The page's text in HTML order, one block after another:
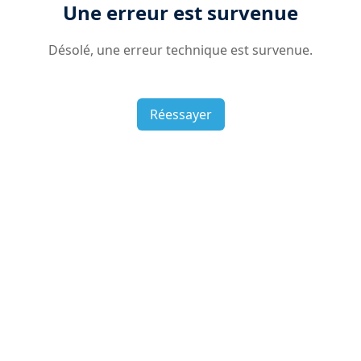
Une erreur est survenue
Désolé, une erreur technique est survenue.
Réessayer